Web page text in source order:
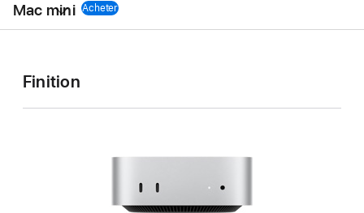
Mac mini
locale
Menu
AcheterMac mini
-
Caractéristiques
Modèle
Modèle
Modèle
Modèle
Finition